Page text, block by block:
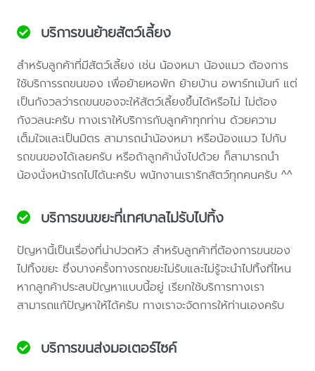
บริการขนย้ายสัตว์เลี้ยง
สำหรับลูกค้าที่มีสัตว์เลี้ยง เช่น น้องหมา น้องแมว ต้องการ
ใช้บริการรถขนของ เพื่อย้ายหอพัก ย้ายบ้าน อพาร์ทเม้นท์ แต่
เป็นกังวลว่ารถขนของจะให้สัตว์เลี้ยงขึ้นได้หรือไม่ ไม่ต้อง
กังวลนะครับ ทางเราให้บริการกับลูกค้าทุกท่าน ด้วยความ
เต็มใจและเป็นมิตร สามารถนำน้องหมา หรือน้องแมว ไปกับ
รถขนของได้เลยครับ หรือถ้าลูกค้านั่งไปด้วย ก็สามารถนำ
น้องนั่งหน้ารถไปได้นะครับ พนักงานเรารักสัตว์ทุกคนครับ ^^
บริการขนขยะที่เทศบาลไม่รับไปทิ้ง
ปัญหานี้เป็นเรื่องที่น่าปวดหัว สำหรับลูกค้าที่ต้องการขนของ
ไปทิ้งขยะ ซึ่งบางครั้งทางรถขยะไม่รับและไม่รู้จะนำไปทิ้งที่ไหน
หากลูกค้าประสบปัญหาแบบนี้อยู่ เรียกใช้บริการทางเรา
สามารถแก้ปัญหาให้ได้ครับ ทางเราจะจัดการให้ท่านเองครับ
บริการขนส่งมอเตอร์ไซค์